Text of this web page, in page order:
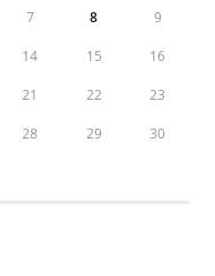
7 8 9
14 15 16
21 22 23
28 29 30